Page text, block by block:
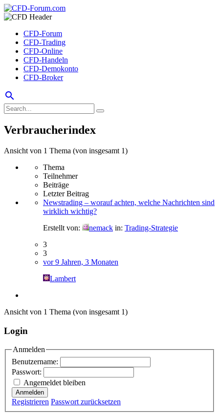
CFD-Forum
CFD-Trading
CFD-Online
CFD-Handeln
CFD-Demokonto
CFD-Broker
search
Verbraucherindex
Ansicht von 1 Thema (von insgesamt 1)
Thema
Teilnehmer
Beiträge
Letzter Beitrag
Newstrading – worauf achten, welche Nachrichten sind
wirklich wichtig?
Erstellt von:
nemack in: Trading-Strategie
3
3
vor 9 Jahren, 3 Monaten
Lambert
Ansicht von 1 Thema (von insgesamt 1)
Login
Anmelden
Benutzername:
Passwort:
Angemeldet bleiben
Anmelden
Registrieren Passwort zurücksetzen